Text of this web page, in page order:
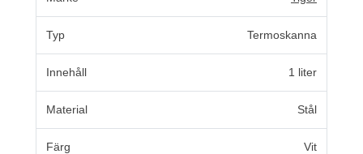
Typ Termoskanna
Innehåll 1 liter
Material Stål
Färg Vit